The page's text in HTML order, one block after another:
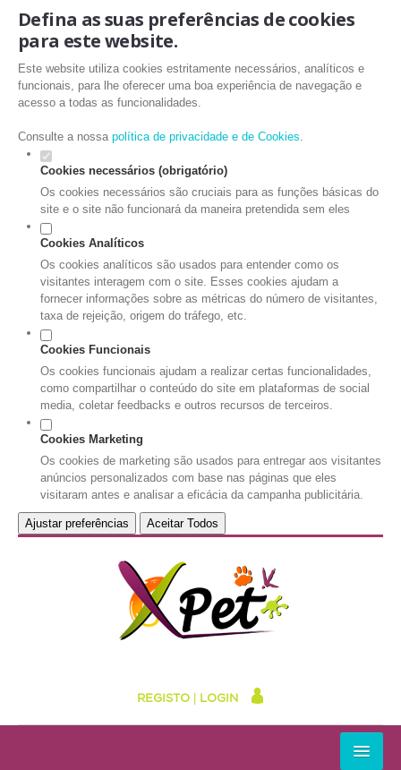
Defina as suas preferências de cookies
para este website.
Este website utiliza cookies estritamente necessários, analíticos e
funcionais, para lhe oferecer uma boa experiência de navegação e
acesso a todas as funcionalidades.
Consulte a nossa política de privacidade e de Cookies.
Cookies necessários (obrigatório)
Os cookies necessários são cruciais para as funções básicas do
site e o site não funcionará da maneira pretendida sem eles
Cookies Analíticos
Os cookies analíticos são usados para entender como os
visitantes interagem com o site. Esses cookies ajudam a
fornecer informações sobre as métricas do número de visitantes,
taxa de rejeição, origem do tráfego, etc.
Cookies Funcionais
Os cookies funcionais ajudam a realizar certas funcionalidades,
como compartilhar o conteúdo do site em plataformas de social
media, coletar feedbacks e outros recursos de terceiros.
Cookies Marketing
Os cookies de marketing são usados para entregar aos visitantes
anúncios personalizados com base nas páginas que eles
visitaram antes e analisar a eficácia da campanha publicitária.
Ajustar preferências Aceitar Todos
REGISTO LOGIN